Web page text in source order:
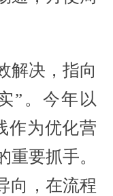
决，指向
”。今年以
作为优化营
重要抓手。
向，在流程